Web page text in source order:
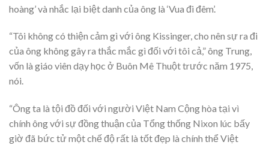
hoàng’ và nhắc lại biệt danh của ông là ‘Vua đi đêm’.
“Tôi không có thiện cảm gì với ông Kissinger, cho nên sự ra đi
của ông không gây ra thắc mắc gì đối với tôi cả,” ông Trung,
vốn là giáo viên dạy học ở Buôn Mê Thuột trước năm 1975,
nói.
“Ông ta là tội đồ đối với người Việt Nam Cộng hòa tại vì
chính ông với sự đồng thuận của Tổng thống Nixon lúc bấy
giờ đã bức tử một chế độ rất là tốt đẹp là chính thể Việt